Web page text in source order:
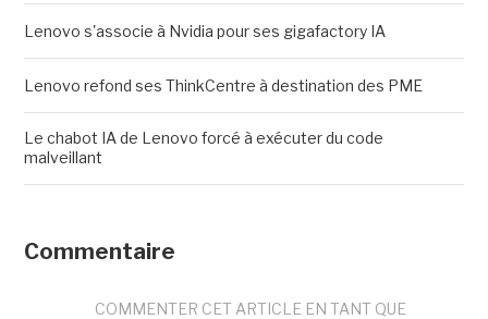
Lenovo s'associe à Nvidia pour ses gigafactory IA
Lenovo refond ses ThinkCentre à destination des PME
Le chabot IA de Lenovo forcé à exécuter du code
malveillant
Commentaire
COMMENTER CET ARTICLE EN TANT QUE